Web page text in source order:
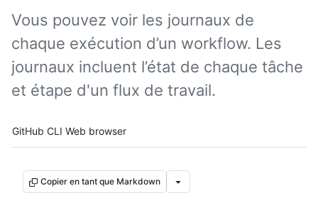
Vous pouvez voir les journaux de
chaque exécution d’un workflow. Les
journaux incluent l’état de chaque tâche
et étape d'un flux de travail.
Tool navigation
GitHub CLI Web browser
Copier en tant que Markdown